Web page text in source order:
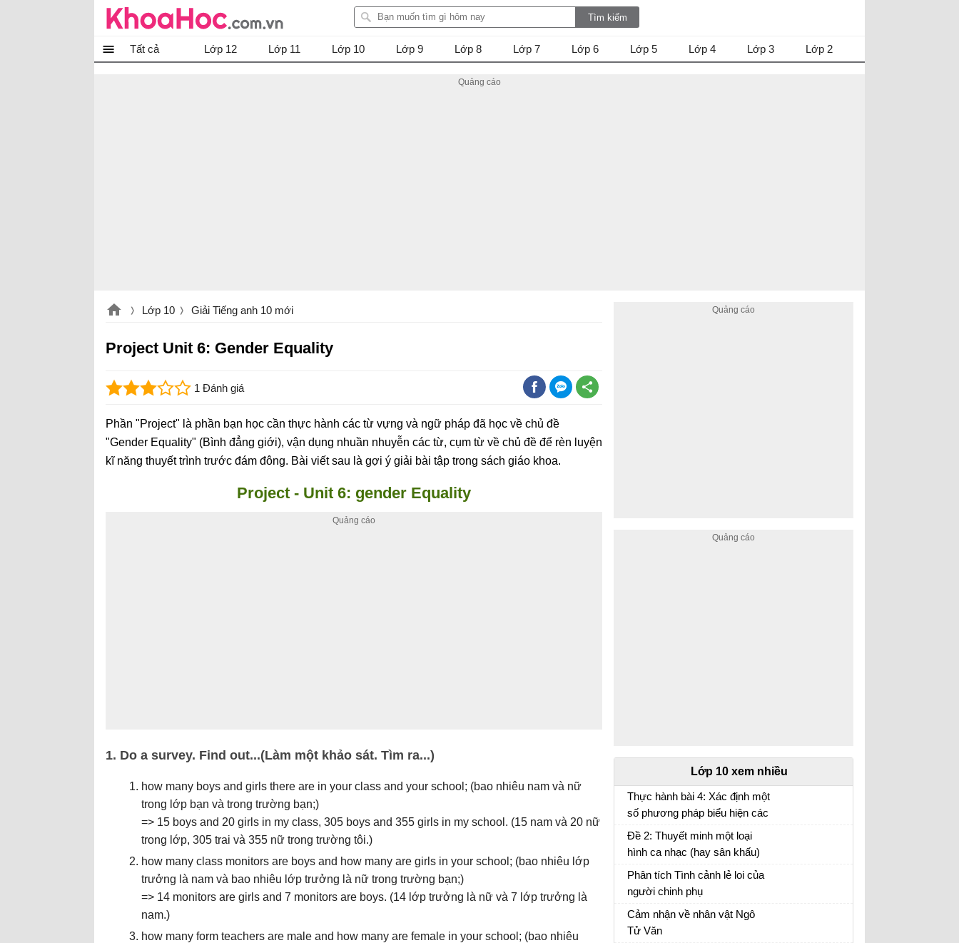
Tất cả Lớp 12 Lớp 11 Lớp 10 Lớp 9 Lớp 8 Lớp 7 Lớp 6 Lớp 5 Lớp 4 Lớp 3 Lớp 2
Lớp 10 Giải Tiếng anh 10 mới
Project Unit 6: Gender Equality
1 Đánh giá
Phần "Project" là phần bạn học cần thực hành các từ vựng và ngữ pháp đã học về chủ đề
"Gender Equality" (Bình đẳng giới), vận dụng nhuần nhuyễn các từ, cụm từ về chủ đề để rèn luyện
kĩ năng thuyết trình trước đám đông. Bài viết sau là gợi ý giải bài tập trong sách giáo khoa.
Project - Unit 6: gender Equality
1. Do a survey. Find out...(Làm một khảo sát. Tìm ra...)
how many boys and girls there are in your class and your school; (bao nhiêu nam và nữ
trong lớp bạn và trong trường bạn;)
=> 15 boys and 20 girls in my class, 305 boys and 355 girls in my school. (15 nam và 20 nữ
trong lớp, 305 trai và 355 nữ trong trường tôi.)
how many class monitors are boys and how many are girls in your school; (bao nhiêu lớp
trưởng là nam và bao nhiêu lớp trưởng là nữ trong trường bạn;)
=> 14 monitors are girls and 7 monitors are boys. (14 lớp trưởng là nữ và 7 lớp trưởng là
nam.)
how many form teachers are male and how many are female in your school; (bao nhiêu
Lớp 10 xem nhiều
Thực hành bài 4: Xác định một
số phương pháp biểu hiện các
đối tượng địa lí trên bản đồ Địa
lí 10 trang 17
Đề 2: Thuyết minh một loại
hình ca nhạc (hay sân khấu)
mà anh (chị) hằng yêu thích.
Phân tích Tình cảnh lẻ loi của
người chinh phụ
Phân tích đoạn trích Tình cảnh lẻ loi của người
chinh phụ
Cảm nhận về nhân vật Ngô
Tử Văn